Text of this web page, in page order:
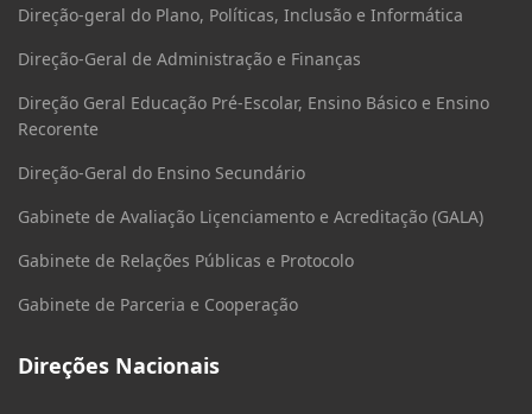
Direção-geral do Plano, Políticas, Inclusão e Informática
Direção-Geral de Administração e Finanças
Direção Geral Educação Pré-Escolar, Ensino Básico e Ensino
Recorente
Direção-Geral do Ensino Secundário
Gabinete de Avaliação Liçenciamento e Acreditação (GALA)
Gabinete de Relações Públicas e Protocolo
Gabinete de Parceria e Cooperação
Direções Nacionais